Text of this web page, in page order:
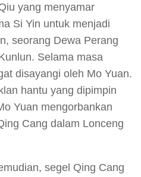
yang menyamar
Si Yin untuk menjadi
seorang Dewa Perang
Selama masa
disayangi oleh Mo Yuan.
hantu yang dipimpin
Yuan mengorbankan
Cang dalam Lonceng
segel Qing Cang